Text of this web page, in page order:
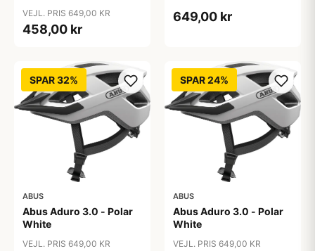
VEJL. PRIS 649,00 KR
458,00 kr
649,00 kr
SPAR 32%
ABUS
Abus Aduro 3.0 - Polar
White
VEJL. PRIS 649,00 KR
SPAR 24%
ABUS
Abus Aduro 3.0 - Polar
White
VEJL. PRIS 649,00 KR